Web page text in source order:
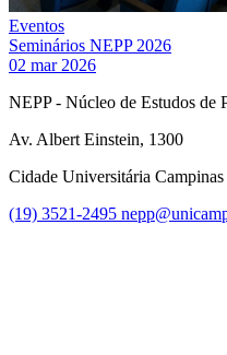
Eventos
Seminários NEPP 2026
02 mar 2026
NEPP - Núcleo de Estudos de
Av. Albert Einstein, 1300
Cidade Universitária
(19) 3521-2495